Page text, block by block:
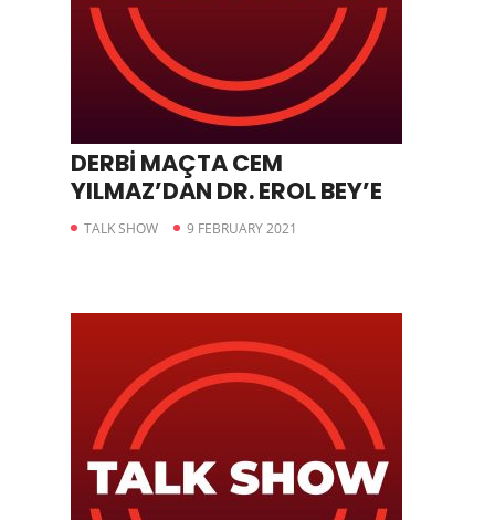
DERBİ MAÇTA CEM
YILMAZ’DAN DR. EROL BEY’E
TALK SHOW 9 FEBRUARY 2021